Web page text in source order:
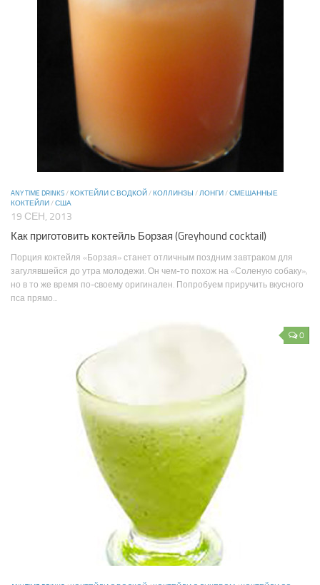
ANY TIME DRINKS/КОКТЕЙЛИ С ВОДКОЙ/КОЛЛИНЗЫ /ЛОНГИ/СМЕШАННЫЕ
КОКТЕЙЛИ/США
19 СЕН, 2013
Как приготовить коктейль Борзая (Greyhound cocktail)
Порция коктейля «Борзая» станет отличным поздним завтраком для
загулявшейся до утра молодежи. Он чем-то похож на «Соленую собаку»,
но в то же время по-своему оригинален. Попробуем приручить вкусного
пса прямо...
0